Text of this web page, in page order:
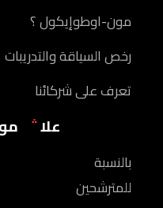
مون-اوطوإيكول ؟
رخص السياقة والتدريبات
تعرف على شركائنا
علاش
بالنسبة
للمترشحين